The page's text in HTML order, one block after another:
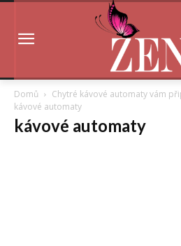
Domů
Chytré kávové automaty vám
kávové automaty
kávové automaty